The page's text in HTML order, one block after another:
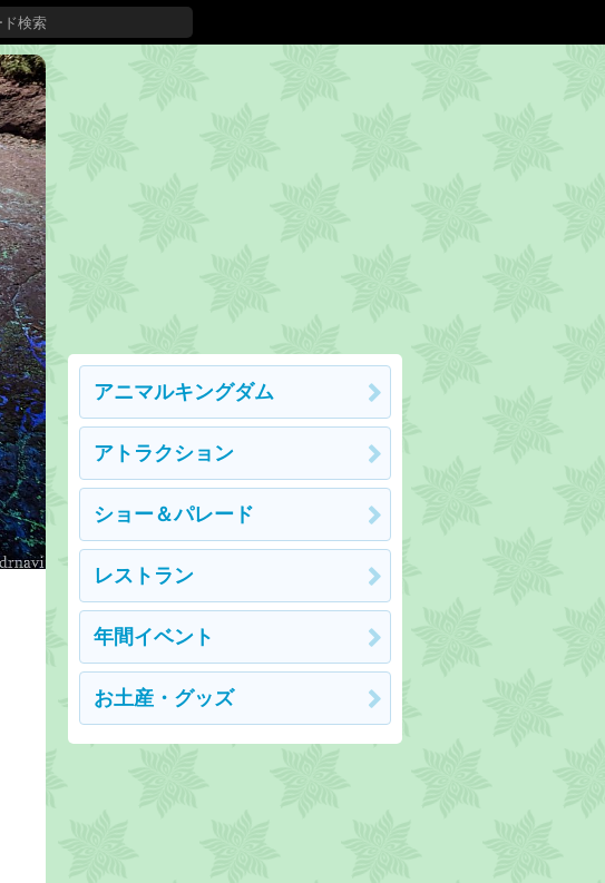
アニマルキングダム
アトラクション
ショー＆パレード
レストラン
年間イベント
お土産・グッズ